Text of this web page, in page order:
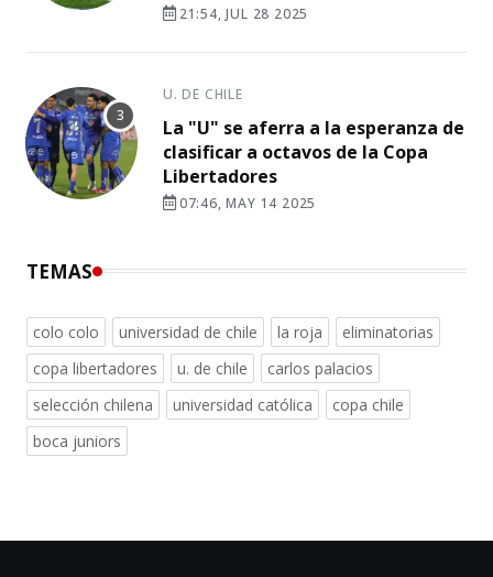
21:54, JUL 28 2025
U. DE CHILE
La "U" se aferra a la esperanza de
clasificar a octavos de la Copa
Libertadores
07:46, MAY 14 2025
TEMAS
colo colo universidad de chile la roja
eliminatorias
copa libertadores
u. de chile
carlos palacios
selección chilena
universidad católica
copa chile
boca juniors